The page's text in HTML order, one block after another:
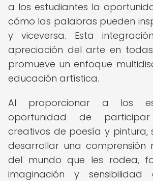
a los estudiantes la
cómo las palabras pueden
y viceversa. Esta
apreciación del arte en
promueve un enfoque
educación artística.
Al proporcionar a los
oportunidad de
creativos de poesía y pintura,
desarrollar una comprensión
del mundo que les rodea,
imaginación y sensibilidad